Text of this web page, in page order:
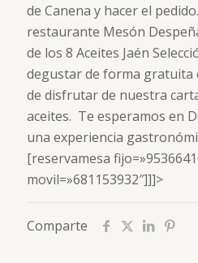
de Canena y hacer el
restaurante Mesón
de los 8 Aceites Jaén
degustar de forma gratuita
de disfrutar de nuestra
aceites. Te esperamos en
una experiencia
[reservamesa
movil=»681153932″]]]>
Comparte